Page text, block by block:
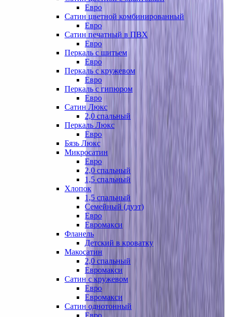
Евро
Сатин цветной комбинированный
Евро
Сатин печатный в ПВХ
Евро
Перкаль с шитьем
Евро
Перкаль с кружевом
Евро
Перкаль с гипюром
Евро
Сатин Люкс
2,0 спальный
Перкаль Люкс
Евро
Бязь Люкс
Микросатин
Евро
2,0 спальный
1,5 спальный
Хлопок
1,5 спальный
Семейный (дуэт)
Евро
Евромакси
Фланель
Детский в кроватку
Макосатин
2,0 спальный
Евромакси
Сатин с кружевом
Евро
Евромакси
Сатин однотонный